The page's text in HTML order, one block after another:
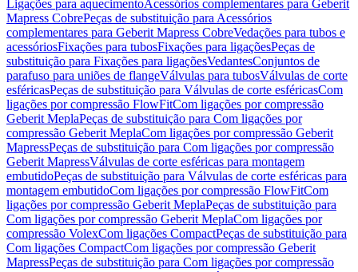
Ligações para aquecimentoAcessórios complementares para Geberit
Mapress CobrePeças de substituição para Acessórios
complementares para Geberit Mapress CobreVedações para tubos e
acessóriosFixações para tubosFixações para ligaçõesPeças de
substituição para Fixações para ligaçõesVedantesConjuntos de
parafuso para uniões de flangeVálvulas para tubosVálvulas de corte
esféricasPeças de substituição para Válvulas de corte esféricasCom
ligações por compressão FlowFitCom ligações por compressão
Geberit MeplaPeças de substituição para Com ligações por
compressão Geberit MeplaCom ligações por compressão Geberit
MapressPeças de substituição para Com ligações por compressão
Geberit MapressVálvulas de corte esféricas para montagem
embutidoPeças de substituição para Válvulas de corte esféricas para
montagem embutidoCom ligações por compressão FlowFitCom
ligações por compressão Geberit MeplaPeças de substituição para
Com ligações por compressão Geberit MeplaCom ligações por
compressão VolexCom ligações CompactPeças de substituição para
Com ligações CompactCom ligações por compressão Geberit
MapressPeças de substituição para Com ligações por compressão